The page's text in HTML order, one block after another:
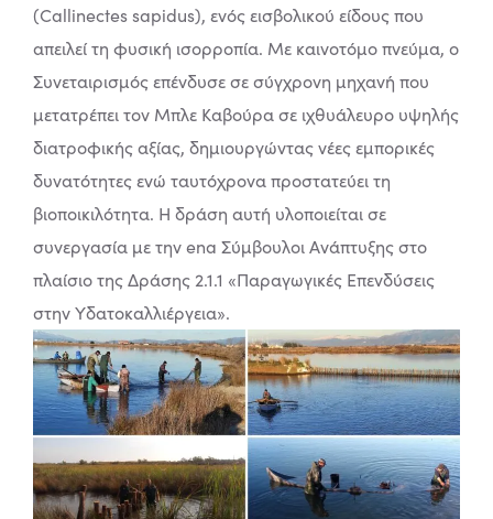
(Callinectes sapidus), ενός εισβολικού είδους που
απειλεί τη φυσική ισορροπία. Με καινοτόμο πνεύμα, ο
Συνεταιρισμός επένδυσε σε σύγχρονη μηχανή που
μετατρέπει τον Μπλε Καβούρα σε ιχθυάλευρο υψηλής
διατροφικής αξίας, δημιουργώντας νέες εμπορικές
δυνατότητες ενώ ταυτόχρονα προστατεύει τη
βιοποικιλότητα. Η δράση αυτή υλοποιείται σε
συνεργασία με την ena Σύμβουλοι Ανάπτυξης στο
πλαίσιο της Δράσης 2.1.1 «Παραγωγικές Επενδύσεις
στην Υδατοκαλλιέργεια».